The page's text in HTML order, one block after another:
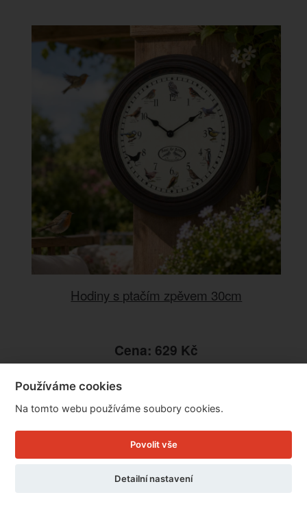
Hodiny s ptačím zpěvem 30cm
Cena: 629 Kč
Skladem
Doručíme do: 10.8.
Detail
Používáme cookies
Na tomto webu používáme soubory cookies.
Povolit vše
Detailní nastavení